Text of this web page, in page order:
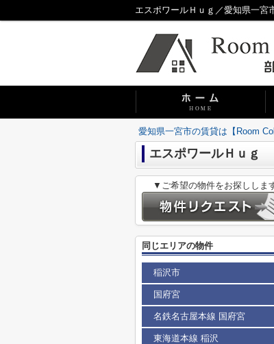
エスポワールＨｕｇ／愛知県一宮
愛知県一宮市の賃貸は【Room
エスポワールＨｕｇ
▼ご希望の物件をお探ししま
同じエリアの物件
稲沢市
国府宮
名鉄名古屋本線 国府宮
東海道本線 稲沢